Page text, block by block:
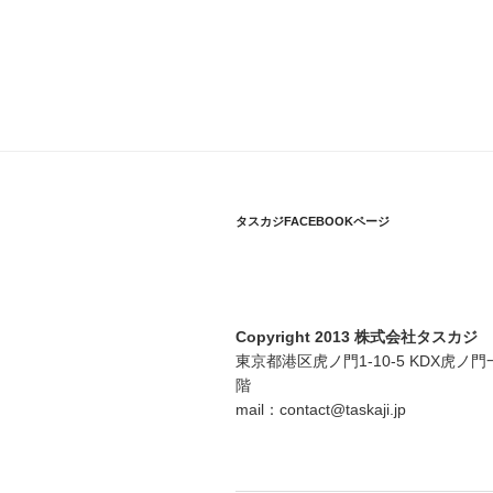
タスカジFACEBOOKページ
Copyright 2013 株式会社タスカジ
東京都港区虎ノ門1-10-5 KDX虎ノ門
階
mail：contact@taskaji.jp